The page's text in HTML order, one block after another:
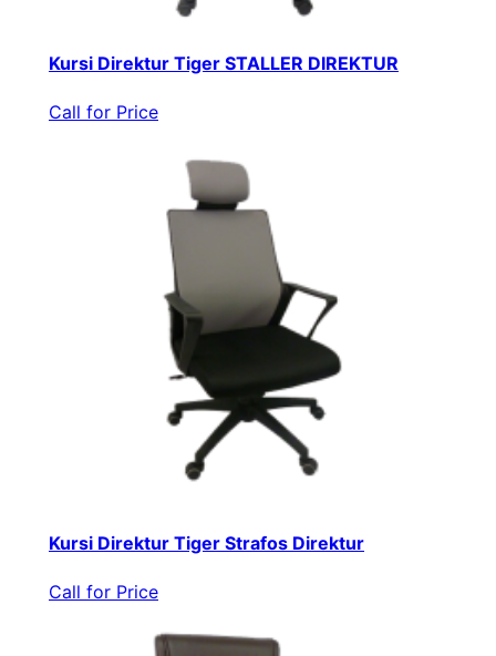
Kursi Direktur Tiger STALLER DIREKTUR
Call for Price
Kursi Direktur Tiger Strafos Direktur
Call for Price